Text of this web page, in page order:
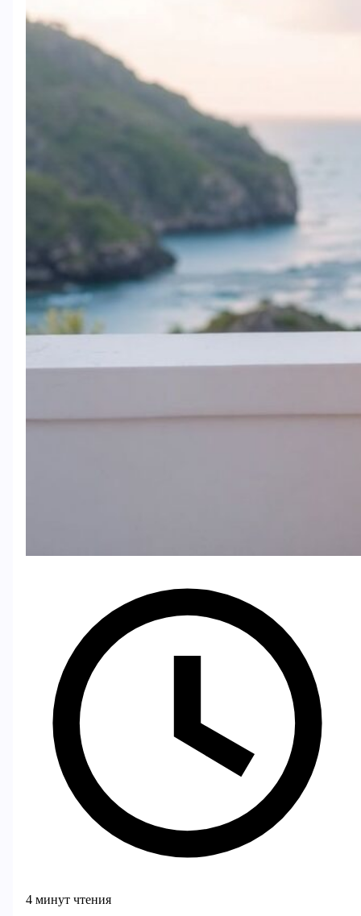
4 минут чтения